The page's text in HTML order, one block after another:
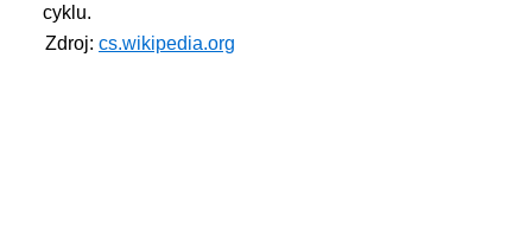
cyklu.
Zdroj: cs.wikipedia.org